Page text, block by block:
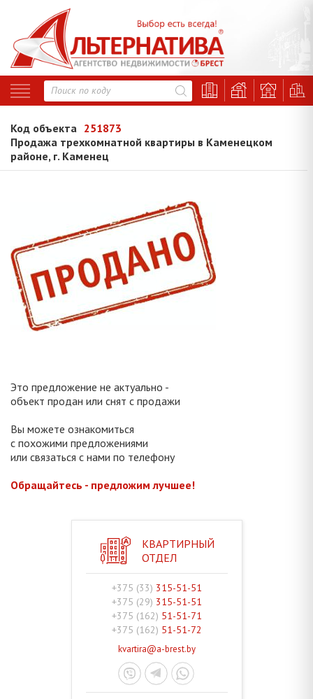
Код объекта 251873
Продажа трехкомнатной квартиры в Каменецком
районе, г. Каменец
Это предложение не актуально -
объект продан или снят с продажи
Вы можете ознакомиться
с похожими предложениями
или связаться с нами по телефону
Обращайтесь - предложим лучшее!
КВАРТИРНЫЙ
ОТДЕЛ
+375 (33) 315-51-51
+375 (29) 315-51-51
+375 (162) 51-51-71
+375 (162) 51-51-72
kvartira@a-brest.by